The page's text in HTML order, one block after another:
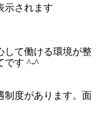
示されます
して働ける環境が整
です ^-^
制度があります。面